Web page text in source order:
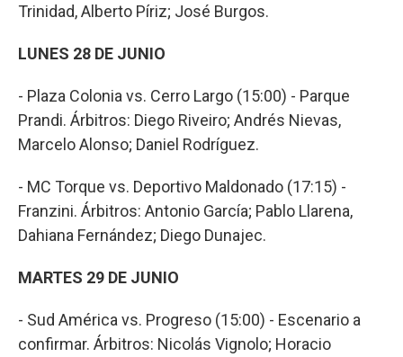
Trinidad, Alberto Píriz; José Burgos.
LUNES 28 DE JUNIO
- Plaza Colonia vs. Cerro Largo (15:00) - Parque
Prandi. Árbitros: Diego Riveiro; Andrés Nievas,
Marcelo Alonso; Daniel Rodríguez.
- MC Torque vs. Deportivo Maldonado (17:15) -
Franzini. Árbitros: Antonio García; Pablo Llarena,
Dahiana Fernández; Diego Dunajec.
MARTES 29 DE JUNIO
- Sud América vs. Progreso (15:00) - Escenario a
confirmar. Árbitros: Nicolás Vignolo; Horacio